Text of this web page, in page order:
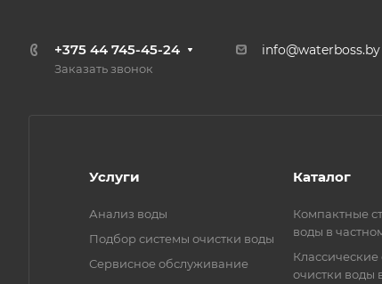
+375 44 745-45-24
Заказать звонок
info@waterboss.by
Услуги
Анализ воды
Подбор системы очистки воды
Сервисное обслуживание
Каталог
Компактные
воды в
Классические
очистки воды